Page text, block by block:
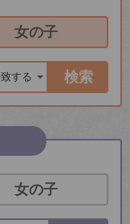
女の子
検索
女の子